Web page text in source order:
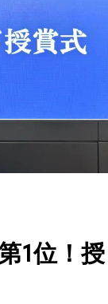
1位！授